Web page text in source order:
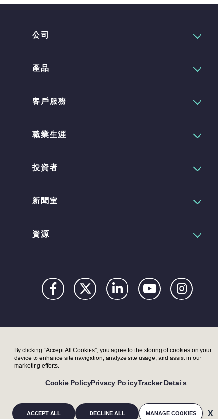
By clicking “Accept All Cookies”, you agree to the storing of cookies on your
device to enhance site navigation, analyze site usage, and assist in our
marketing efforts.
Cookie PolicyPrivacy PolicyTracker Details
ACCEPT ALL DECLINE ALL MANAGE COOKIES
公司
產品
客戶服務
職業生涯
投資者
新聞室
資源
Accessibility
Statement
Modern
Slavery